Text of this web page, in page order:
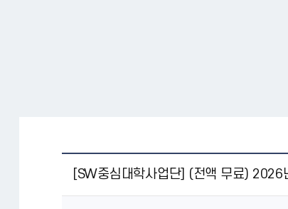
[SW중심대학사업단] (전액 무료)